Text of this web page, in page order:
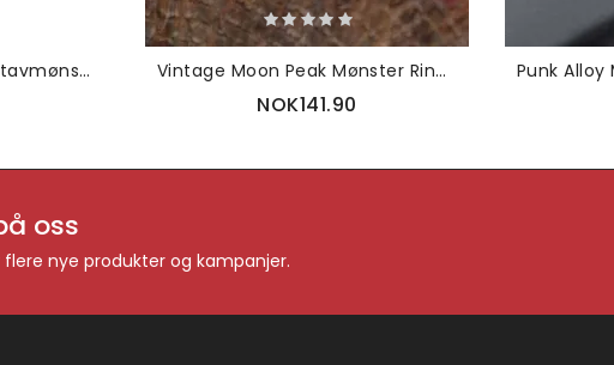
Trendy Enkelt Korsbokstavmønster Sirkelformet Titanstålring Vintage Moon Peak Mønster Ring Temperament Alloy Oval
NOK141.90
oss
nye produkter og kampanjer.